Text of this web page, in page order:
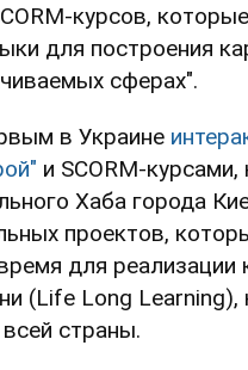
курсов,
для построения
сферах".
в Украине
и SCORM-
Хаба города
проектов,
для реализации
(Life Long Learning),
страны.